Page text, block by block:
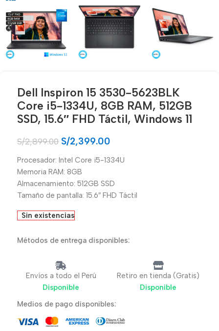
Dell Inspiron 15 3530-5623BLK
Core i5-1334U, 8GB RAM, 512GB
SSD, 15.6″ FHD Táctil, Windows 11
S/2,899.00 S/2,399.00
Procesador: Intel Core i5-1334U
Memoria RAM: 8GB
Almacenamiento: 512GB SSD
Tamaño de pantalla: 15.6″ FHD Táctil
Sin existencias
Métodos de entrega disponibles:
Envíos a todo el Perú
Disponible
Retiro en tienda (Gratis)
Disponible
Medios de pago disponibles: